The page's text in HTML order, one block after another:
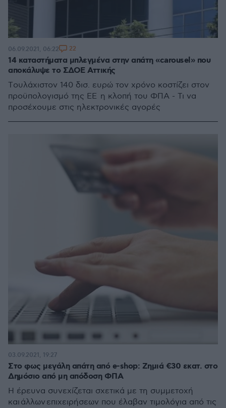
14 καταστήματα μπλεγμένα στην απάτη «carousel» που
αποκάλυψε το ΣΔΟΕ Αττικής
Tουλάχιστον 140 δισ. ευρώ τον χρόνο κοστίζει στον
προϋπολογισμό της ΕΕ η κλοπή του ΦΠΑ - Τι να
προσέχουμε στις ηλεκτρονικές αγορές
06.09.2021, 06:22 22
Στο φως μεγάλη απάτη από e-shop: Ζημιά €30 εκατ. στο
Δημόσιο από μη απόδοση ΦΠΑ
Η έρευνα συνεχίζεται σχετικά με τη συμμετοχή
και άλλων επιχειρήσεων που έλαβαν τιμολόγια από τις
03.09.2021, 19:27